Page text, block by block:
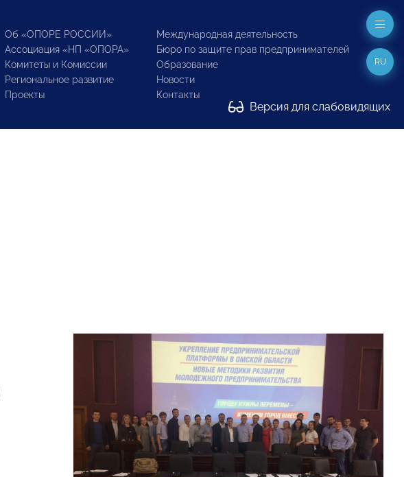
Об «ОПОРЕ РОССИИ»
Ассоциация «НП «ОПОРА»
Комитеты и Комиссии
Региональное развитие
Проекты
Международная деятельность
Бюро по защите прав предпринимателей
Образование
Новости
Контакты
Версия для слабовидящих
RU